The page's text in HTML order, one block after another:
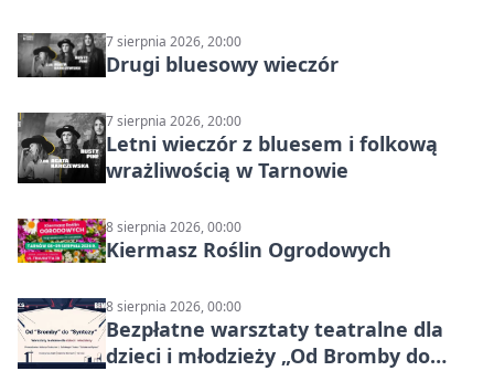
7 sierpnia 2026, 20:00
Drugi bluesowy wieczór
7 sierpnia 2026, 20:00
Letni wieczór z bluesem i folkową
wrażliwością w Tarnowie
8 sierpnia 2026, 00:00
Kiermasz Roślin Ogrodowych
8 sierpnia 2026, 00:00
Bezpłatne warsztaty teatralne dla
dzieci i młodzieży „Od Bromby do